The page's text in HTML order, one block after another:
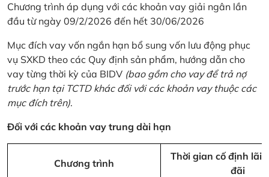
Chương trình áp dụng với các khoản vay giải ngân lần
đầu từ ngày 09/2/2026 đến hết 30/06/2026
Mục đích vay vốn ngắn hạn bổ sung vốn lưu động phục
vụ SXKD theo các Quy định sản phẩm, hướng dẫn cho
vay từng thời kỳ của BIDV (bao gồm cho vay để trả nợ
trước hạn tại TCTD khác đối với các khoản vay thuộc các
mục đích trên).
Đối với các khoản vay trung dài hạn
Chương trình
Thời gian cố định lãi
đãi